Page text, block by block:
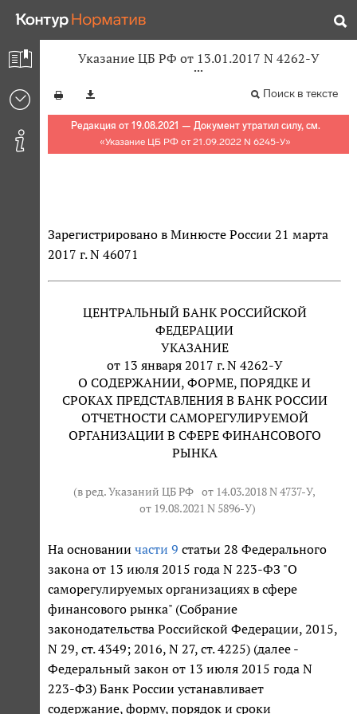
Указание ЦБ РФ от 13.01.2017 N 4262-У
Поиск в тексте
Редакция от 19.08.2021 — Документ утратил силу, см.
«Указание ЦБ РФ от 21.09.2022 N 6245-У»
Зарегистрировано в Минюсте России 21 марта
2017 г. N 46071
ЦЕНТРАЛЬНЫЙ БАНК РОССИЙСКОЙ
ФЕДЕРАЦИИ
УКАЗАНИЕ
от 13 января 2017 г. N 4262-У
О СОДЕРЖАНИИ, ФОРМЕ, ПОРЯДКЕ И
СРОКАХ ПРЕДСТАВЛЕНИЯ В БАНК РОССИИ
ОТЧЕТНОСТИ САМОРЕГУЛИРУЕМОЙ
ОРГАНИЗАЦИИ В СФЕРЕ ФИНАНСОВОГО
РЫНКА
(в ред. Указаний ЦБ РФ от 14.03.2018 N 4737-У,
от 19.08.2021 N 5896-У)
На основании части 9 статьи 28 Федерального
закона от 13 июля 2015 года N 223-ФЗ "О
саморегулируемых организациях в сфере
финансового рынка" (Собрание
законодательства Российской Федерации, 2015,
N 29, ст. 4349; 2016, N 27, ст. 4225) (далее -
Федеральный закон от 13 июля 2015 года N
223-ФЗ) Банк России устанавливает
содержание, форму, порядок и сроки